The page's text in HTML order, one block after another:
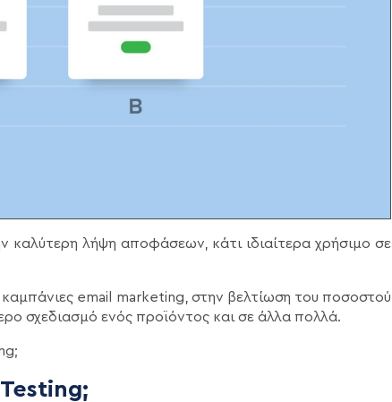
καλύτερη λήψη αποφάσεων, κάτι ιδιαίτερα χρήσιμο σε
email marketing, στην βελτίωση του ποσοστού
σχεδιασμό ενός προϊόντος και σε άλλα πολλά.